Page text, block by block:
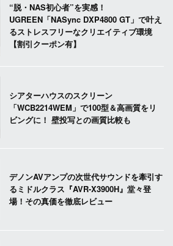
“脱・NAS初心者”を実感！
UGREEN「NASync DXP4800 GT」で叶え
るストレスフリーなクリエイティブ環境
【割引クーポン有】
シアターハウスのスクリーン
「WCB2214WEM」で100型＆高画質をリ
ビングに！ 壁投写との画質比較も
デノンAVアンプの次世代サウンドを牽引す
るミドルクラス『AVR-X3900H』堂々登
場！その真価を徹底レビュー